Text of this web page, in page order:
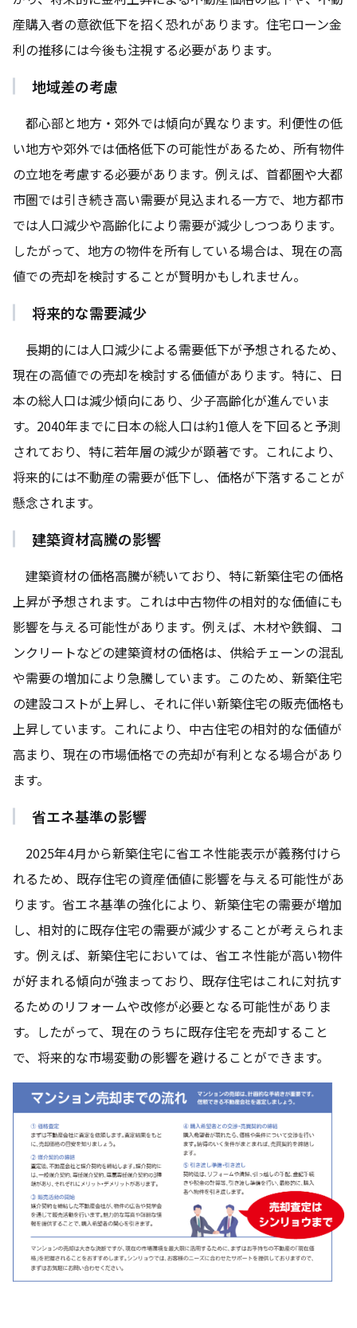
産購入者の意欲低下を招く恐れがあります。住宅ローン金
利の推移には今後も注視する必要があります。
地域差の考慮
都心部と地方・郊外では傾向が異なります。利便性の低
い地方や郊外では価格低下の可能性があるため、所有物件
の立地を考慮する必要があります。例えば、首都圏や大都
市圏では引き続き高い需要が見込まれる一方で、地方都市
では人口減少や高齢化により需要が減少しつつあります。
したがって、地方の物件を所有している場合は、現在の高
値での売却を検討することが賢明かもしれません。
将来的な需要減少
長期的には人口減少による需要低下が予想されるため、
現在の高値での売却を検討する価値があります。特に、日
本の総人口は減少傾向にあり、少子高齢化が進んでいま
す。2040年までに日本の総人口は約1億人を下回ると予測
されており、特に若年層の減少が顕著です。これにより、
将来的には不動産の需要が低下し、価格が下落することが
懸念されます。
建築資材高騰の影響
建築資材の価格高騰が続いており、特に新築住宅の価格
上昇が予想されます。これは中古物件の相対的な価値にも
影響を与える可能性があります。例えば、木材や鉄鋼、コ
ンクリートなどの建築資材の価格は、供給チェーンの混乱
や需要の増加により急騰しています。このため、新築住宅
の建設コストが上昇し、それに伴い新築住宅の販売価格も
上昇しています。これにより、中古住宅の相対的な価値が
高まり、現在の市場価格での売却が有利となる場合があり
ます。
省エネ基準の影響
2025年4月から新築住宅に省エネ性能表示が義務付けら
れるため、既存住宅の資産価値に影響を与える可能性があ
ります。省エネ基準の強化により、新築住宅の需要が増加
し、相対的に既存住宅の需要が減少することが考えられま
す。例えば、新築住宅においては、省エネ性能が高い物件
が好まれる傾向が強まっており、既存住宅はこれに対抗す
るためのリフォームや改修が必要となる可能性がありま
す。したがって、現在のうちに既存住宅を売却すること
で、将来的な市場変動の影響を避けることができます。